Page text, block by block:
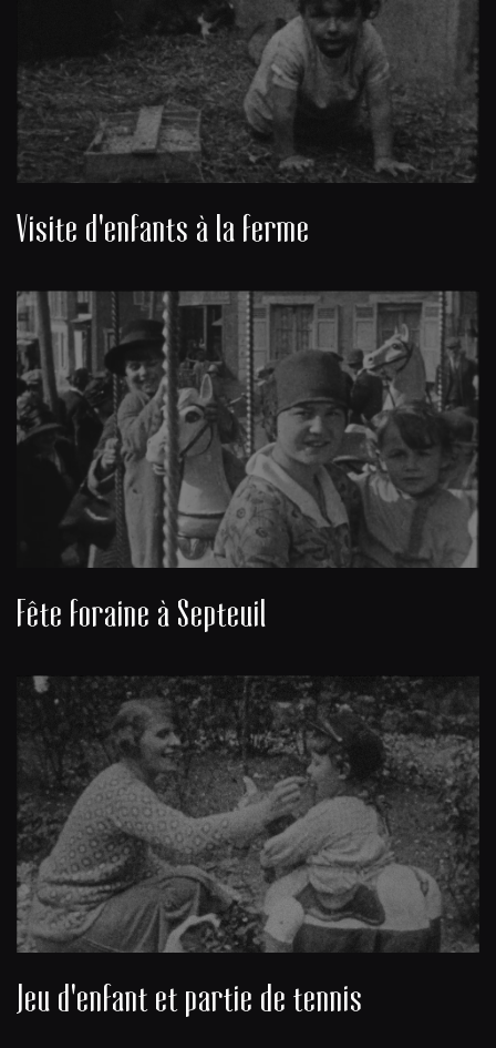
Visite d'enfants à la ferme
Fête foraine à Septeuil
Jeu d'enfant et partie de tennis